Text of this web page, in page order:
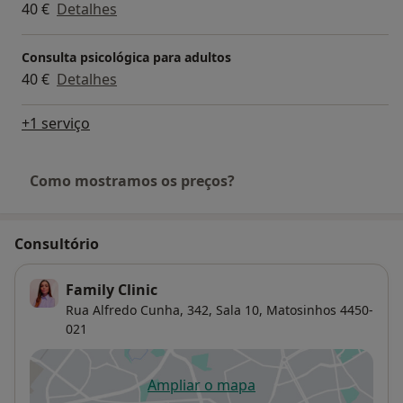
40 € Detalhes
Consulta psicológica para adultos
40 € Detalhes
+1 serviço
Como mostramos os preços?
Consultório
Family Clinic
Rua Alfredo Cunha, 342, Sala 10, Matosinhos 4450-
021
Ampliar o mapaabre num novo separador